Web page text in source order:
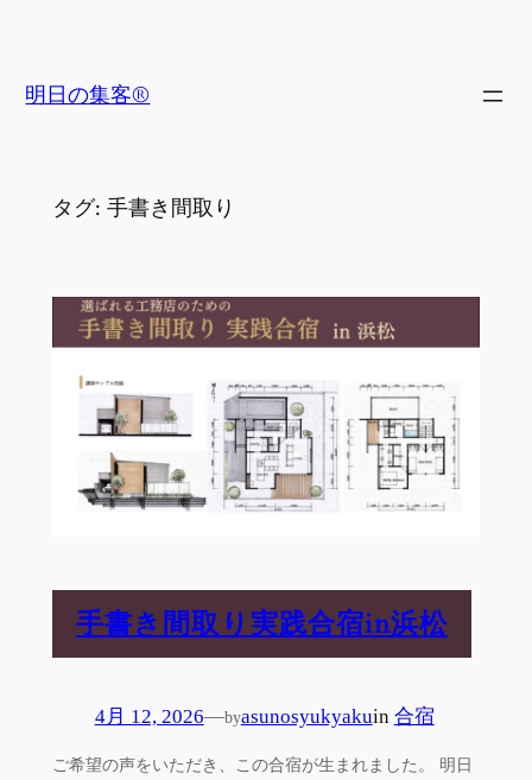
を明日の集客®
タグ: 手書き間取り
手書き間取り実践合宿in浜松
4月 12, 2026—byasunosyukyakuin 合宿
ご希望の声をいただき、この合宿が生まれました。 明日